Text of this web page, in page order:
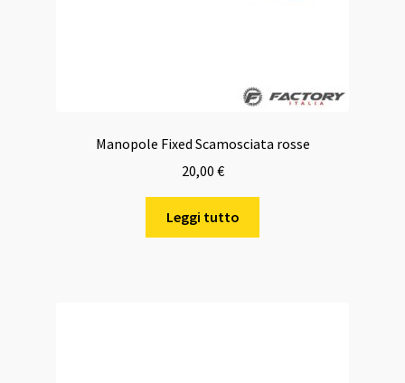
Manopole Fixed Scamosciata rosse
20,00 €
Leggi tutto